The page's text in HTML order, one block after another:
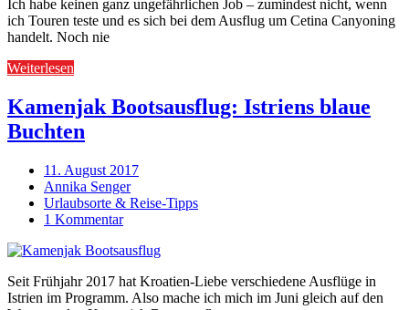
Ich habe keinen ganz ungefährlichen Job – zumindest nicht, wenn
ich Touren teste und es sich bei dem Ausflug um Cetina Canyoning
handelt. Noch nie
Weiterlesen
Kamenjak Bootsausflug: Istriens blaue
Buchten
11. August 2017
Annika Senger
Urlaubsorte & Reise-Tipps
1 Kommentar
Seit Frühjahr 2017 hat Kroatien-Liebe verschiedene Ausflüge in
Istrien im Programm. Also mache ich mich im Juni gleich auf den